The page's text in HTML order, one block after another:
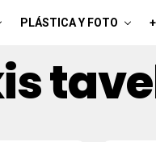
PLÁSTICA Y FOTO +